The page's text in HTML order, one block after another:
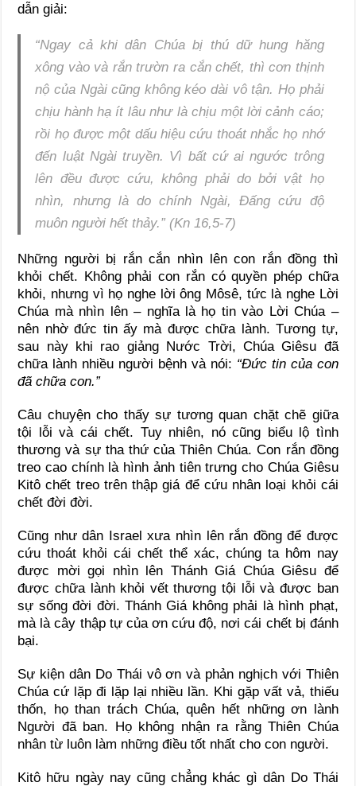
dẫn giải:
“Ngay cả khi dân Chúa bị thú dữ hung hăng
xông vào và rắn trườn ra cắn chết, thì cơn thịnh
nộ của Ngài cũng không kéo dài vô tận. Họ phải
chịu hành hạ ít lâu như là chịu một lời cảnh cáo;
rồi họ được một dấu hiệu cứu thoát nhắc họ nhớ
đến luật Ngài truyền. Vì bất cứ ai ngước trông
lên đều được cứu, không phải do bởi vật họ
nhìn, nhưng là do chính Ngài, Đấng cứu độ
muôn người hết thảy.” (Kn 16,5-7)
Những người bị rắn cắn nhìn lên con rắn đồng thì
khỏi chết. Không phải con rắn có quyền phép chữa
khỏi, nhưng vì họ nghe lời ông Môsê, tức là nghe Lời
Chúa mà nhìn lên – nghĩa là họ tin vào Lời Chúa –
nên nhờ đức tin ấy mà được chữa lành. Tương tự,
sau này khi rao giảng Nước Trời, Chúa Giêsu đã
chữa lành nhiều người bệnh và nói: “Đức tin của con
đã chữa con.”
Câu chuyện cho thấy sự tương quan chặt chẽ giữa
tội lỗi và cái chết. Tuy nhiên, nó cũng biểu lộ tình
thương và sự tha thứ của Thiên Chúa. Con rắn đồng
treo cao chính là hình ảnh tiên trưng cho Chúa Giêsu
Kitô chết treo trên thập giá để cứu nhân loại khỏi cái
chết đời đời.
Cũng như dân Israel xưa nhìn lên rắn đồng để được
cứu thoát khỏi cái chết thể xác, chúng ta hôm nay
được mời gọi nhìn lên Thánh Giá Chúa Giêsu để
được chữa lành khỏi vết thương tội lỗi và được ban
sự sống đời đời. Thánh Giá không phải là hình phạt,
mà là cây thập tự của ơn cứu độ, nơi cái chết bị đánh
bại.
Sự kiện dân Do Thái vô ơn và phản nghịch với Thiên
Chúa cứ lặp đi lặp lại nhiều lần. Khi gặp vất vả, thiếu
thốn, họ than trách Chúa, quên hết những ơn lành
Người đã ban. Họ không nhận ra rằng Thiên Chúa
nhân từ luôn làm những điều tốt nhất cho con người.
Kitô hữu ngày nay cũng chẳng khác gì dân Do Thái